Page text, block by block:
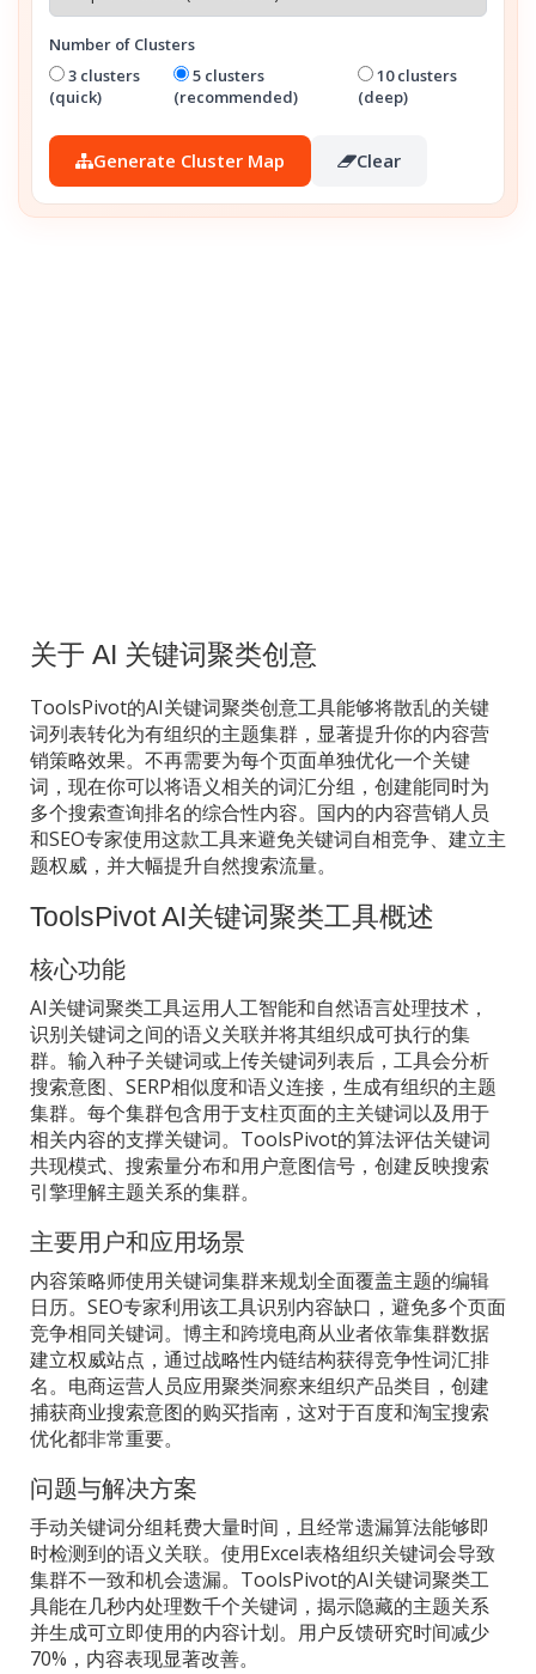
Number of Clusters
3 clusters
(quick)
5 clusters
(recommended)
10 clusters
(deep)
Generate Cluster Map Clear
关于 AI 关键词聚类创意
ToolsPivot的AI关键词聚类创意工具能够将散乱的关键
词列表转化为有组织的主题集群，显著提升你的内容营
销策略效果。不再需要为每个页面单独优化一个关键
词，现在你可以将语义相关的词汇分组，创建能同时为
多个搜索查询排名的综合性内容。国内的内容营销人员
和SEO专家使用这款工具来避免关键词自相竞争、建立主
题权威，并大幅提升自然搜索流量。
ToolsPivot AI关键词聚类工具概述
核心功能
AI关键词聚类工具运用人工智能和自然语言处理技术，
识别关键词之间的语义关联并将其组织成可执行的集
群。输入种子关键词或上传关键词列表后，工具会分析
搜索意图、SERP相似度和语义连接，生成有组织的主题
集群。每个集群包含用于支柱页面的主关键词以及用于
相关内容的支撑关键词。ToolsPivot的算法评估关键词
共现模式、搜索量分布和用户意图信号，创建反映搜索
引擎理解主题关系的集群。
主要用户和应用场景
内容策略师使用关键词集群来规划全面覆盖主题的编辑
日历。SEO专家利用该工具识别内容缺口，避免多个页面
竞争相同关键词。博主和跨境电商从业者依靠集群数据
建立权威站点，通过战略性内链结构获得竞争性词汇排
名。电商运营人员应用聚类洞察来组织产品类目，创建
捕获商业搜索意图的购买指南，这对于百度和淘宝搜索
优化都非常重要。
问题与解决方案
手动关键词分组耗费大量时间，且经常遗漏算法能够即
时检测到的语义关联。使用Excel表格组织关键词会导致
集群不一致和机会遗漏。ToolsPivot的AI关键词聚类工
具能在几秒内处理数千个关键词，揭示隐藏的主题关系
并生成可立即使用的内容计划。用户反馈研究时间减少
70%，内容表现显著改善。